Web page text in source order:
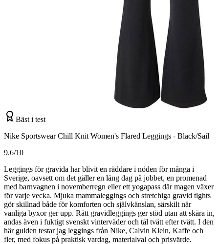
Bäst i test
Nike Sportswear Chill Knit Women's Flared Leggings - Black/Sail
9.6/10
Leggings för gravida har blivit en räddare i nöden för många i
Sverige, oavsett om det gäller en lång dag på jobbet, en promenad
med barnvagnen i novemberregn eller ett yogapass där magen växer
för varje vecka. Mjuka mammaleggings och stretchiga gravid tights
gör skillnad både för komforten och självkänslan, särskilt när
vanliga byxor ger upp. Rätt gravidleggings ger stöd utan att skära in,
andas även i fuktigt svenskt vinterväder och tål tvätt efter tvätt. I den
här guiden testar jag leggings från Nike, Calvin Klein, Kaffe och
fler, med fokus på praktisk vardag, materialval och prisvärde.